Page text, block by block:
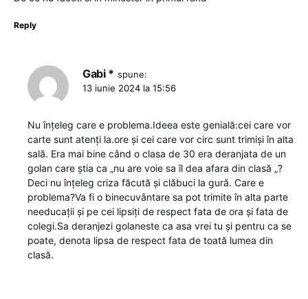
Reply
Gabi * spune:
13 iunie 2024 la 15:56
Nu înțeleg care e problema.Ideea este genială:cei care vor
carte sunt atenți la.ore și cei care vor circ sunt trimiși în alta
sală. Era mai bine când o clasa de 30 era deranjata de un
golan care știa ca „nu are voie sa îl dea afara din clasă „?
Deci nu înțeleg criza făcută și clăbuci la gură. Care e
problema?Va fi o binecuvântare sa pot trimite în alta parte
needucații și pe cei lipsiți de respect fata de ora și fata de
colegi.Sa deranjezi golaneste ca asa vrei tu și pentru ca se
poate, denota lipsa de respect fata de toată lumea din
clasă.